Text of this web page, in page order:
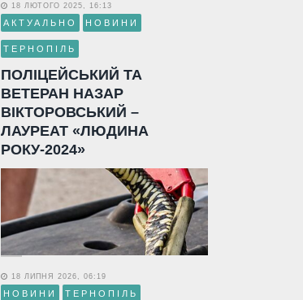
18 ЛЮТОГО 2025, 16:13
АКТУАЛЬНО НОВИНИ
ТЕРНОПІЛЬ
ПОЛІЦЕЙСЬКИЙ ТА
ВЕТЕРАН НАЗАР
ВІКТОРОВСЬКИЙ –
ЛАУРЕАТ «ЛЮДИНА
РОКУ-2024»
18 ЛИПНЯ 2026, 06:19
НОВИНИ ТЕРНОПІЛЬ